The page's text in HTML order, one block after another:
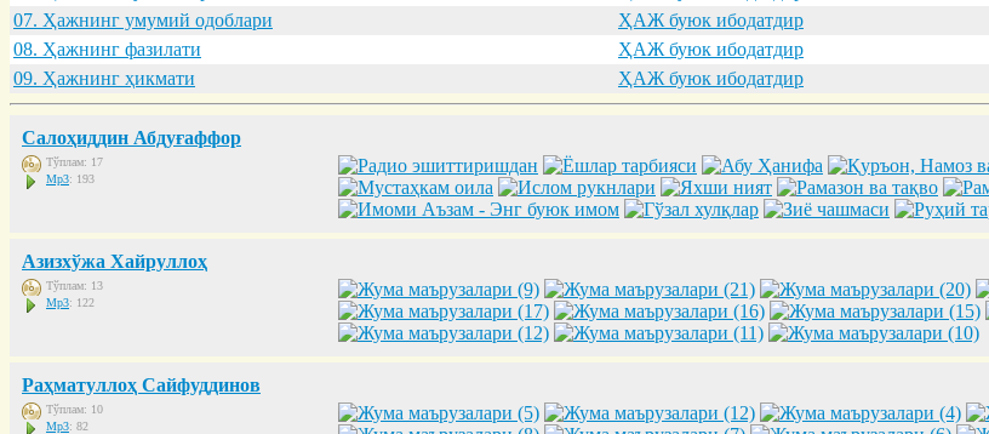
07. Ҳaжнинг умумий одоблaри
ҲАЖ буюк ибодатдир
08. Ҳaжнинг фaзилaти
ҲАЖ буюк ибодатдир
09. Ҳaжнинг ҳикмaти
ҲАЖ буюк ибодатдир
Салоҳиддин Абдуғаффор
Тўплам: 17
Mp3: 193
Азизхўжа Хайруллоҳ
Тўплам: 13
Mp3: 122
Раҳматуллоҳ Сайфуддинов
Тўплам: 10
Mp3: 82